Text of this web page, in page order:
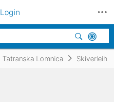
Tatranska Lomnica Skiverleih
Login